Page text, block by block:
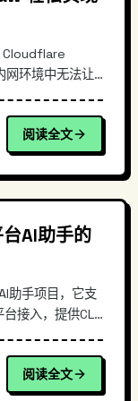
Cloudflare
网环境中无法让
令行参数，即可
现已在 GitHub
解决方案。
阅读全文
AI助手的
助手项目，它支
接入，提供CLI
，GitHub星标数
配置等方面进
的多平台AI助
阅读全文